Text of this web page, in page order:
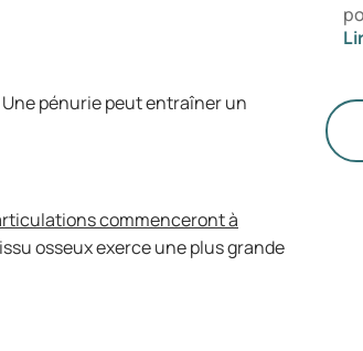
pénurie peut entraîner un
commenceront à
osseux exerce une plus grande
le